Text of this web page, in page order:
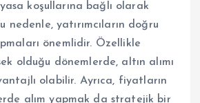
koşullarına bağlı olarak
yatırımcıların doğru
önemlidir. Özellikle
olduğu dönemlerde, altın alımı
olabilir. Ayrıca, fiyatların
alım yapmak da stratejik bir